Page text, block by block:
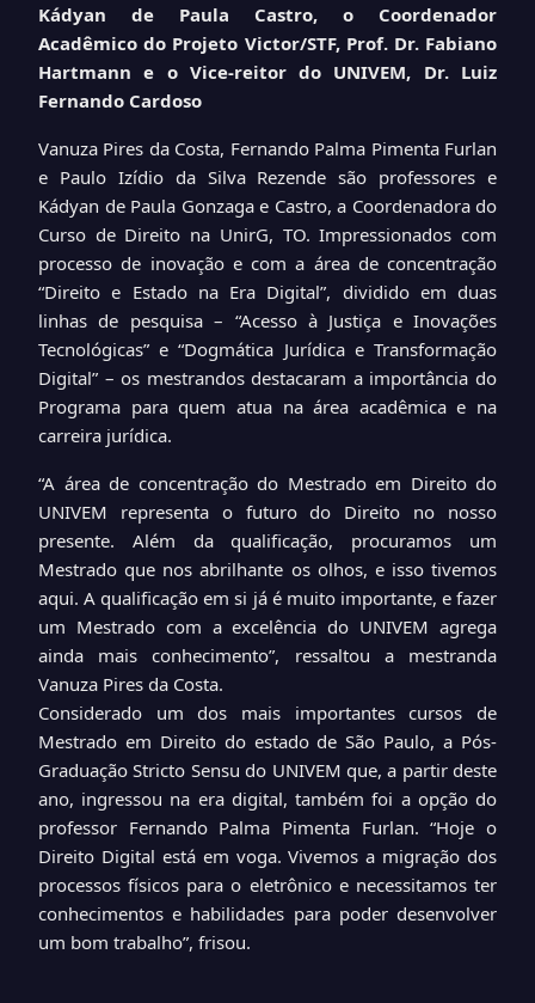
Kádyan de Paula Castro, o Coordenador
Acadêmico do Projeto Victor/STF, Prof. Dr. Fabiano
Hartmann e o Vice-reitor do UNIVEM, Dr. Luiz
Fernando Cardoso
Vanuza Pires da Costa, Fernando Palma Pimenta Furlan
e Paulo Izídio da Silva Rezende são professores e
Kádyan de Paula Gonzaga e Castro, a Coordenadora do
Curso de Direito na UnirG, TO. Impressionados com
processo de inovação e com a área de concentração
“Direito e Estado na Era Digital”, dividido em duas
linhas de pesquisa – “Acesso à Justiça e Inovações
Tecnológicas” e “Dogmática Jurídica e Transformação
Digital” – os mestrandos destacaram a importância do
Programa para quem atua na área acadêmica e na
carreira jurídica.
“A área de concentração do Mestrado em Direito do
UNIVEM representa o futuro do Direito no nosso
presente. Além da qualificação, procuramos um
Mestrado que nos abrilhante os olhos, e isso tivemos
aqui. A qualificação em si já é muito importante, e fazer
um Mestrado com a excelência do UNIVEM agrega
ainda mais conhecimento”, ressaltou a mestranda
Vanuza Pires da Costa.
Considerado um dos mais importantes cursos de
Mestrado em Direito do estado de São Paulo, a Pós-
Graduação Stricto Sensu do UNIVEM que, a partir deste
ano, ingressou na era digital, também foi a opção do
professor Fernando Palma Pimenta Furlan. “Hoje o
Direito Digital está em voga. Vivemos a migração dos
processos físicos para o eletrônico e necessitamos ter
conhecimentos e habilidades para poder desenvolver
um bom trabalho”, frisou.